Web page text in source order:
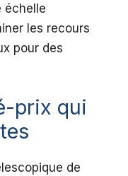
échelle
les recours
pour des
prix qui
de